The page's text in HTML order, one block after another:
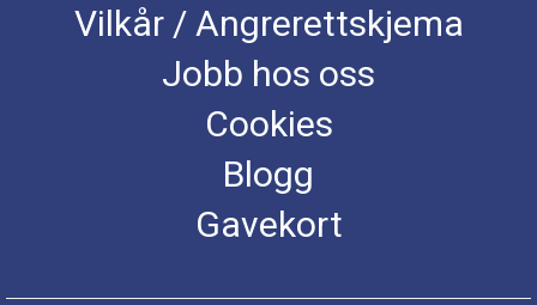
Vilkår / Angrerettskjema
Jobb hos oss
Cookies
Blogg
Gavekort